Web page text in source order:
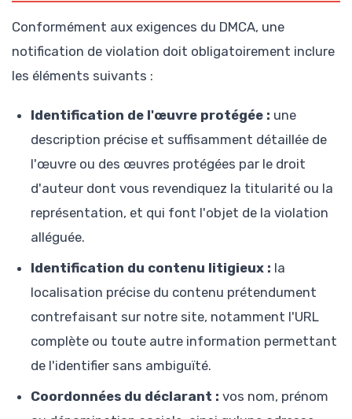
Conformément aux exigences du DMCA, une
notification de violation doit obligatoirement inclure
les éléments suivants :
Identification de l'œuvre protégée : une
description précise et suffisamment détaillée de
l'œuvre ou des œuvres protégées par le droit
d'auteur dont vous revendiquez la titularité ou la
représentation, et qui font l'objet de la violation
alléguée.
Identification du contenu litigieux : la
localisation précise du contenu prétendument
contrefaisant sur notre site, notamment l'URL
complète ou toute autre information permettant
de l'identifier sans ambiguïté.
Coordonnées du déclarant : vos nom, prénom